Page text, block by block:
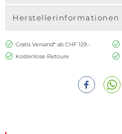
Herstellerinformationen
Gratis Versand* ab CHF 129.-
Kostenlose Retoure